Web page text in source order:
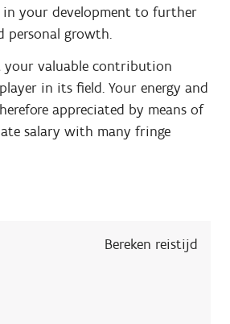
your development to further
personal growth.
your valuable contribution
in its field. Your energy and
appreciated by means of
salary with many fringe
Bereken reistijd